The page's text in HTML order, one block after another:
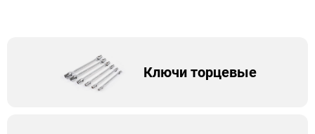
Ключи торцевые